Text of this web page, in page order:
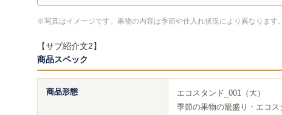
※写真はイメージです。果物の内容は季節や仕入れ状況により異なります。
【サブ紹介文2】
商品スペック
商品形態
エコスタンド_001（大）
季節の果物の籠盛り・エコス